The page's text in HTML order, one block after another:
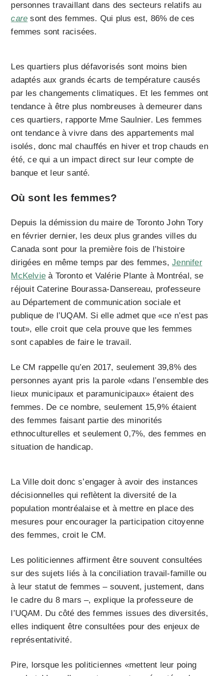
personnes travaillant dans des secteurs relatifs au
care sont des femmes. Qui plus est, 86% de ces
femmes sont racisées.
Les quartiers plus défavorisés sont moins bien
adaptés aux grands écarts de température causés
par les changements climatiques. Et les femmes ont
tendance à être plus nombreuses à demeurer dans
ces quartiers, rapporte Mme Saulnier. Les femmes
ont tendance à vivre dans des appartements mal
isolés, donc mal chauffés en hiver et trop chauds en
été, ce qui a un impact direct sur leur compte de
banque et leur santé.
Où sont les femmes?
Depuis la démission du maire de Toronto John Tory
en février dernier, les deux plus grandes villes du
Canada sont pour la première fois de l’histoire
dirigées en même temps par des femmes,Jennifer
McKelvie à Toronto et Valérie Plante à Montréal, se
réjouit Caterine Bourassa-Dansereau, professeure
au Département de communication sociale et
publique de l’UQAM. Si elle admet que «ce n’est pas
tout», elle croit que cela prouve que les femmes
sont capables de faire le travail.
Le CM rappelle qu’en 2017, seulement 39,8% des
personnes ayant pris la parole «dans l’ensemble des
lieux municipaux et paramunicipaux» étaient des
femmes. De ce nombre, seulement 15,9% étaient
des femmes faisant partie des minorités
ethnoculturelles et seulement 0,7%, des femmes en
situation de handicap.
La Ville doit donc s’engager à avoir des instances
décisionnelles qui reflètent la diversité de la
population montréalaise et à mettre en place des
mesures pour encourager la participation citoyenne
des femmes, croit le CM.
Les politiciennes affirment être souvent consultées
sur des sujets liés à la conciliation travail-famille ou
à leur statut de femmes – souvent, justement, dans
le cadre du 8 mars –, explique la professeure de
l’UQAM. Du côté des femmes issues des diversités,
elles indiquent être consultées pour des enjeux de
représentativité.
Pire, lorsque les politiciennes «mettent leur poing